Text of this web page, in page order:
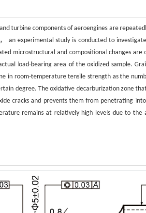
turbine components of aeroengines are
an experimental study is conducted to
microstructural and compositional changes
load-bearing area of the oxidized sample.
in room-temperature tensile strength as the
degree. The oxidative decarburization zone
cracks and prevents them from penetrating
remains at relatively high levels due to the